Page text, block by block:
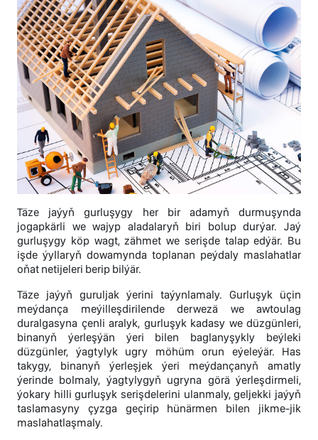
Täze jaýyň gurluşygy her bir adamyň durmuşynda
jogapkärli we wajyp aladalaryň biri bolup durýar. Jaý
gurluşygy köp wagt, zähmet we serişde talap edýär. Bu
işde ýyllaryň dowamynda toplanan peýdaly maslahatlar
oňat netijeleri berip bilýär.
Täze jaýyň guruljak ýerini taýynlamaly. Gurluşyk üçin
meýdança meýilleşdirilende derwezä we awtoulag
duralgasyna çenli aralyk, gurluşyk kadasy we düzgünleri,
binanyň ýerleşýän ýeri bilen baglanyşykly beýleki
düzgünler, ýagtylyk ugry möhüm orun eýeleýär. Has
takygy, binanyň ýerleşjek ýeri meýdançanyň amatly
ýerinde bolmaly, ýagtylygyň ugryna görä ýerleşdirmeli,
ýokary hilli gurluşyk serişdelerini ulanmaly, geljekki jaýyň
taslamasyny çyzga geçirip hünärmen bilen jikme-jik
maslahatlaşmaly.